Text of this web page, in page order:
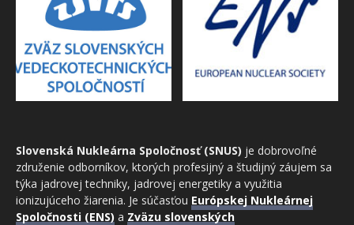
Slovenská Nukleárna Spoločnosť (SNUS) je dobrovoľné
združenie odborníkov, ktorých profesijný a študijný záujem sa
týka jadrovej techniky, jadrovej energetiky a využitia
ionizujúceho žiarenia. Je súčasťou Európskej Nukleárnej
Spoločnosti (ENS) a Zväzu slovenských